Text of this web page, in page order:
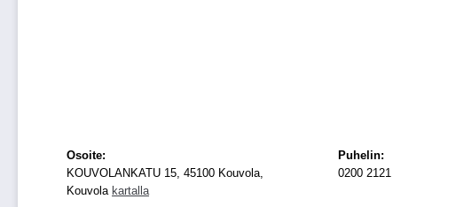
Osoite:
KOUVOLANKATU 15, 45100 Kouvola,
Kouvola kartalla
Puhelin:
0200 2121